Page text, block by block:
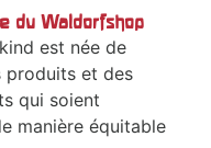
du Waldorfshop
est née de
produits et des
qui soient
manière équitable